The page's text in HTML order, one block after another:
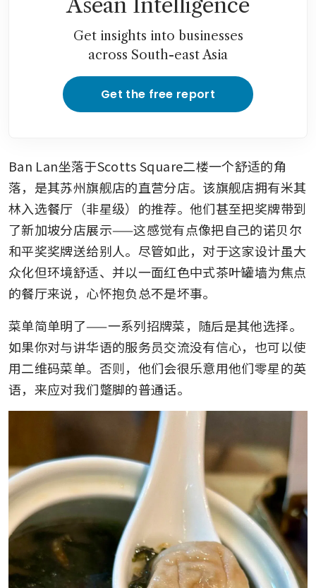
Get insights into businesses
across South-east Asia
Get the free report
Ban Lan坐落于Scotts Square二楼一个舒适的角
落，是其苏州旗舰店的直营分店。该旗舰店拥有米其
林入选餐厅（非星级）的推荐。他们甚至把奖牌带到
了新加坡分店展示——这感觉有点像把自己的诺贝尔
和平奖奖牌送给别人。尽管如此，对于这家设计虽大
众化但环境舒适、并以一面红色中式茶叶罐墙为焦点
的餐厅来说，心怀抱负总不是坏事。
菜单简单明了——一系列招牌菜，随后是其他选择。
如果你对与讲华语的服务员交流没有信心，也可以使
用二维码菜单。否则，他们会很乐意用他们零星的英
语，来应对我们蹩脚的普通话。